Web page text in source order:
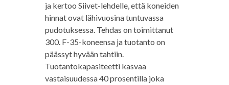
ja kertoo Siivet-lehdelle, että koneiden
hinnat ovat lähivuosina tuntuvassa
pudotuksessa. Tehdas on toimittanut
300. F-35-koneensa ja tuotanto on
päässyt hyvään tahtiin.
Tuotantokapasiteetti kasvaa
vastaisuudessa 40 prosentilla joka